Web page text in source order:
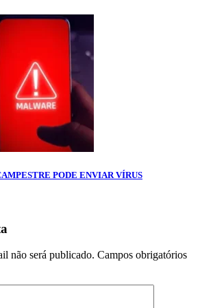
PODE ENVIAR VÍRUS
não será publicado. Campos obrigatórios